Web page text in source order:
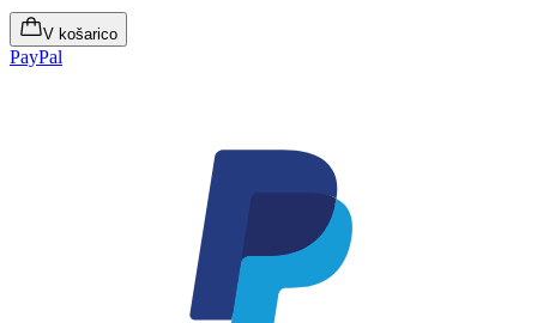
V košarico
PayPal